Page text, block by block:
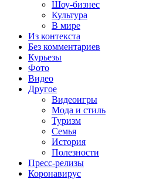
Шоу-бизнес
Культура
В мире
Из контекста
Без комментариев
Курьезы
Фото
Видео
Другое
Видеоигры
Мода и стиль
Туризм
Семья
История
Полезности
Пресс-релизы
Коронавирус